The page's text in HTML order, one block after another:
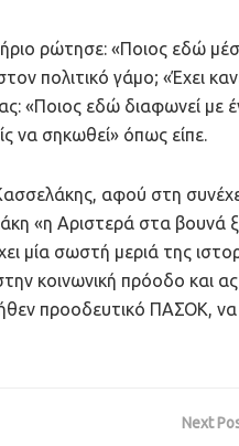
ρώτησε: «Ποιος εδώ
πολιτικό γάμο; «Έχει
«Ποιος εδώ διαφωνεί με
να σηκωθεί» όπως είπε.
αφού στη
«η Αριστερά στα βουνά
μία σωστή μεριά της
κοινωνική πρόοδο και
προοδευτικό ΠΑΣΟΚ,
Next